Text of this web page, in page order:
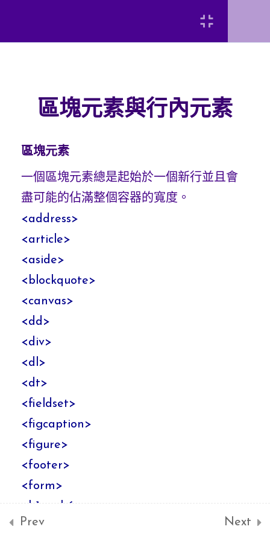
Login
Laravel 在虛擬主機上的
區塊元素與行內元素
HTML與CSS基礎
網頁前端介面設計 - 建
立一個專業級線上行事
曆
以Bootstrap與PHP
建立一個專業網站
訂便當(簡單下訂系統)
Web應用程式建立的
幕後過程
u10851
區塊元素與行內元素
區塊元素
一個區塊元素總是起始於一個新行並且會
盡可能的佔滿整個容器的寬度。
<address>
<article>
<aside>
< blockquote>
<canvas>
<dd >
<div>
<dl>
<dt>
<fieldset>
<figcaption >
<figure>
<footer>
<form >
h1 h6
< header
Prev Next
[INSERT_ELEMENTOR id=”8920″]